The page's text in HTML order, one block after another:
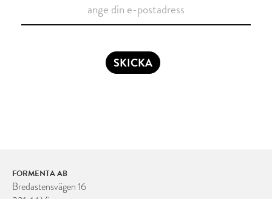
SKICKA
FORMENTA AB
Bredastensvägen 16